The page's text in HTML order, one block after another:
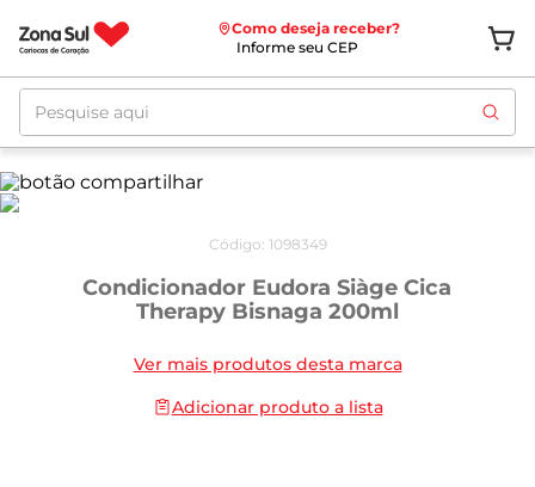
Como deseja receber?
Informe seu CEP
Pesquise aqui
Código: 1098349
Condicionador Eudora Siàge Cica
Therapy Bisnaga 200ml
Ver mais produtos desta marca
Adicionar produto a lista